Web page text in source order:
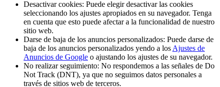
Desactivar cookies: Puede elegir desactivar las cookies
seleccionando los ajustes apropiados en su navegador. Tenga
en cuenta que esto puede afectar a la funcionalidad de nuestro
sitio web.
Darse de baja de los anuncios personalizados: Puede darse de
baja de los anuncios personalizados yendo a los Ajustes de
Anuncios de Google o ajustando los ajustes de su navegador.
No realizar seguimiento: No respondemos a las señales de Do
Not Track (DNT), ya que no seguimos datos personales a
través de sitios web de terceros.